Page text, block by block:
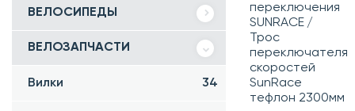
ВЕЛОСИПЕДЫ
ВЕЛОЗАПЧАСТИ
Вилки 34
переключения
SUNRACE
Трос
переключателя
скоростей
SunRace
тефлон 2300мм